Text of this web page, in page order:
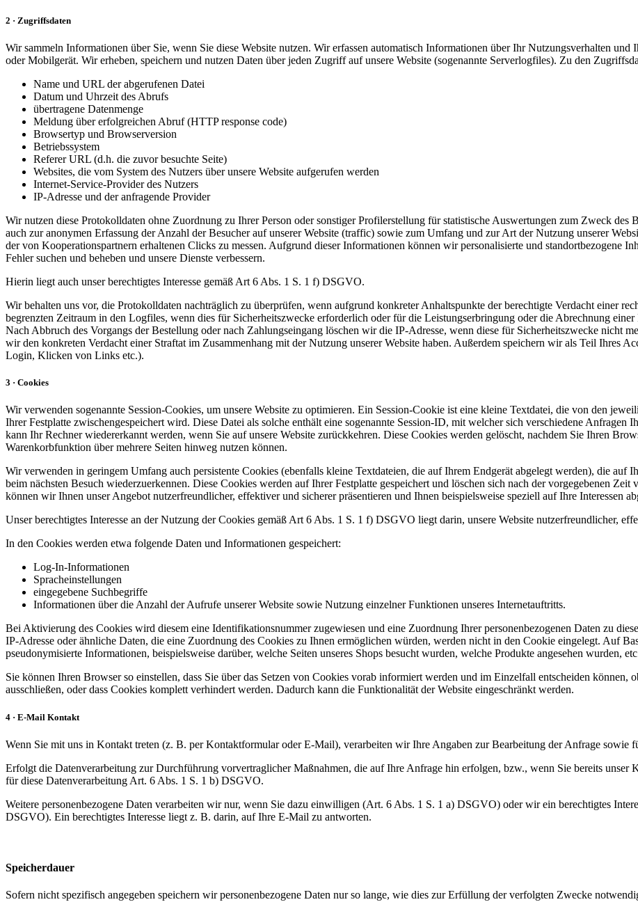
2 · Zugriffsdaten
Wir sammeln Informationen über Sie, wenn Sie diese Website nutzen. Wir erfassen automatisch Informationen über Ihr Nutzungsverhalten
oder Mobilgerät. Wir erheben, speichern und nutzen Daten über jeden Zugriff auf unsere Website (sogenannte Serverlogfiles). Zu den
Name und URL der abgerufenen Datei
Datum und Uhrzeit des Abrufs
übertragene Datenmenge
Meldung über erfolgreichen Abruf (HTTP response code)
Browsertyp und Browserversion
Betriebssystem
Referer URL (d.h. die zuvor besuchte Seite)
Websites, die vom System des Nutzers über unsere Website aufgerufen werden
Internet-Service-Provider des Nutzers
IP-Adresse und der anfragende Provider
Wir nutzen diese Protokolldaten ohne Zuordnung zu Ihrer Person oder sonstiger Profilerstellung für statistische Auswertungen zum Zweck des
auch zur anonymen Erfassung der Anzahl der Besucher auf unserer Website (traffic) sowie zum Umfang und zur Art der Nutzung unserer
der von Kooperationspartnern erhaltenen Clicks zu messen. Aufgrund dieser Informationen können wir personalisierte und standortbezogene
Fehler suchen und beheben und unsere Dienste verbessern.
Hierin liegt auch unser berechtigtes Interesse gemäß Art 6 Abs. 1 S. 1 f) DSGVO.
Wir behalten uns vor, die Protokolldaten nachträglich zu überprüfen, wenn aufgrund konkreter Anhaltspunkte der berechtigte Verdacht einer
begrenzten Zeitraum in den Logfiles, wenn dies für Sicherheitszwecke erforderlich oder für die Leistungserbringung oder die Abrechnung
Nach Abbruch des Vorgangs der Bestellung oder nach Zahlungseingang löschen wir die IP-Adresse, wenn diese für Sicherheitszwecke nicht
wir den konkreten Verdacht einer Straftat im Zusammenhang mit der Nutzung unserer Website haben. Außerdem speichern wir als Teil Ihres
Login, Klicken von Links etc.).
3 · Cookies
Wir verwenden sogenannte Session-Cookies, um unsere Website zu optimieren. Ein Session-Cookie ist eine kleine Textdatei, die von den
Ihrer Festplatte zwischengespeichert wird. Diese Datei als solche enthält eine sogenannte Session-ID, mit welcher sich verschiedene Anfragen
kann Ihr Rechner wiedererkannt werden, wenn Sie auf unsere Website zurückkehren. Diese Cookies werden gelöscht, nachdem Sie Ihren
Warenkorbfunktion über mehrere Seiten hinweg nutzen können.
Wir verwenden in geringem Umfang auch persistente Cookies (ebenfalls kleine Textdateien, die auf Ihrem Endgerät abgelegt werden), die auf
beim nächsten Besuch wiederzuerkennen. Diese Cookies werden auf Ihrer Festplatte gespeichert und löschen sich nach der vorgegebenen
können wir Ihnen unser Angebot nutzerfreundlicher, effektiver und sicherer präsentieren und Ihnen beispielsweise speziell auf Ihre Interessen
Unser berechtigtes Interesse an der Nutzung der Cookies gemäß Art 6 Abs. 1 S. 1 f) DSGVO liegt darin, unsere Website nutzerfreundlicher,
In den Cookies werden etwa folgende Daten und Informationen gespeichert:
Log-In-Informationen
Spracheinstellungen
eingegebene Suchbegriffe
Informationen über die Anzahl der Aufrufe unserer Website sowie Nutzung einzelner Funktionen unseres Internetauftritts.
Bei Aktivierung des Cookies wird diesem eine Identifikationsnummer zugewiesen und eine Zuordnung Ihrer personenbezogenen Daten zu
IP-Adresse oder ähnliche Daten, die eine Zuordnung des Cookies zu Ihnen ermöglichen würden, werden nicht in den Cookie eingelegt. Auf
pseudonymisierte Informationen, beispielsweise darüber, welche Seiten unseres Shops besucht wurden, welche Produkte angesehen wurden,
Sie können Ihren Browser so einstellen, dass Sie über das Setzen von Cookies vorab informiert werden und im Einzelfall entscheiden können,
ausschließen, oder dass Cookies komplett verhindert werden. Dadurch kann die Funktionalität der Website eingeschränkt werden.
4 · E-Mail Kontakt
Wenn Sie mit uns in Kontakt treten (z. B. per Kontaktformular oder E-Mail), verarbeiten wir Ihre Angaben zur Bearbeitung der Anfrage sowie
Erfolgt die Datenverarbeitung zur Durchführung vorvertraglicher Maßnahmen, die auf Ihre Anfrage hin erfolgen, bzw., wenn Sie bereits unser
für diese Datenverarbeitung Art. 6 Abs. 1 S. 1 b) DSGVO.
Weitere personenbezogene Daten verarbeiten wir nur, wenn Sie dazu einwilligen (Art. 6 Abs. 1 S. 1 a) DSGVO) oder wir ein berechtigtes
DSGVO). Ein berechtigtes Interesse liegt z. B. darin, auf Ihre E-Mail zu antworten.
Speicherdauer
Sofern nicht spezifisch angegeben speichern wir personenbezogene Daten nur so lange, wie dies zur Erfüllung der verfolgten Zwecke